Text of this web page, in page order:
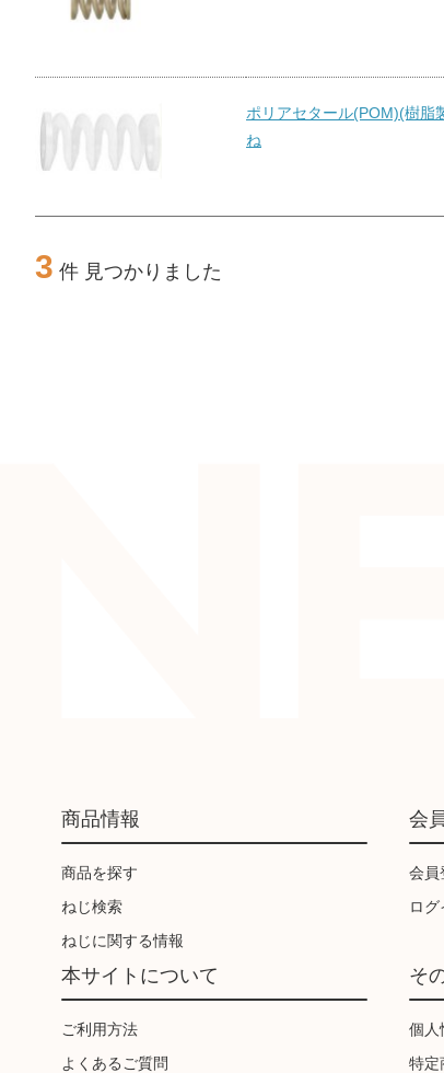
ポリアセタール(POM)(樹脂
ね
3 件 見つかりました
商品情報
商品を探す
ねじ検索
ねじに関する情報
会
会員
ログ
本サイトについて
ご利用方法
よくあるご質問
そ
個人
特定